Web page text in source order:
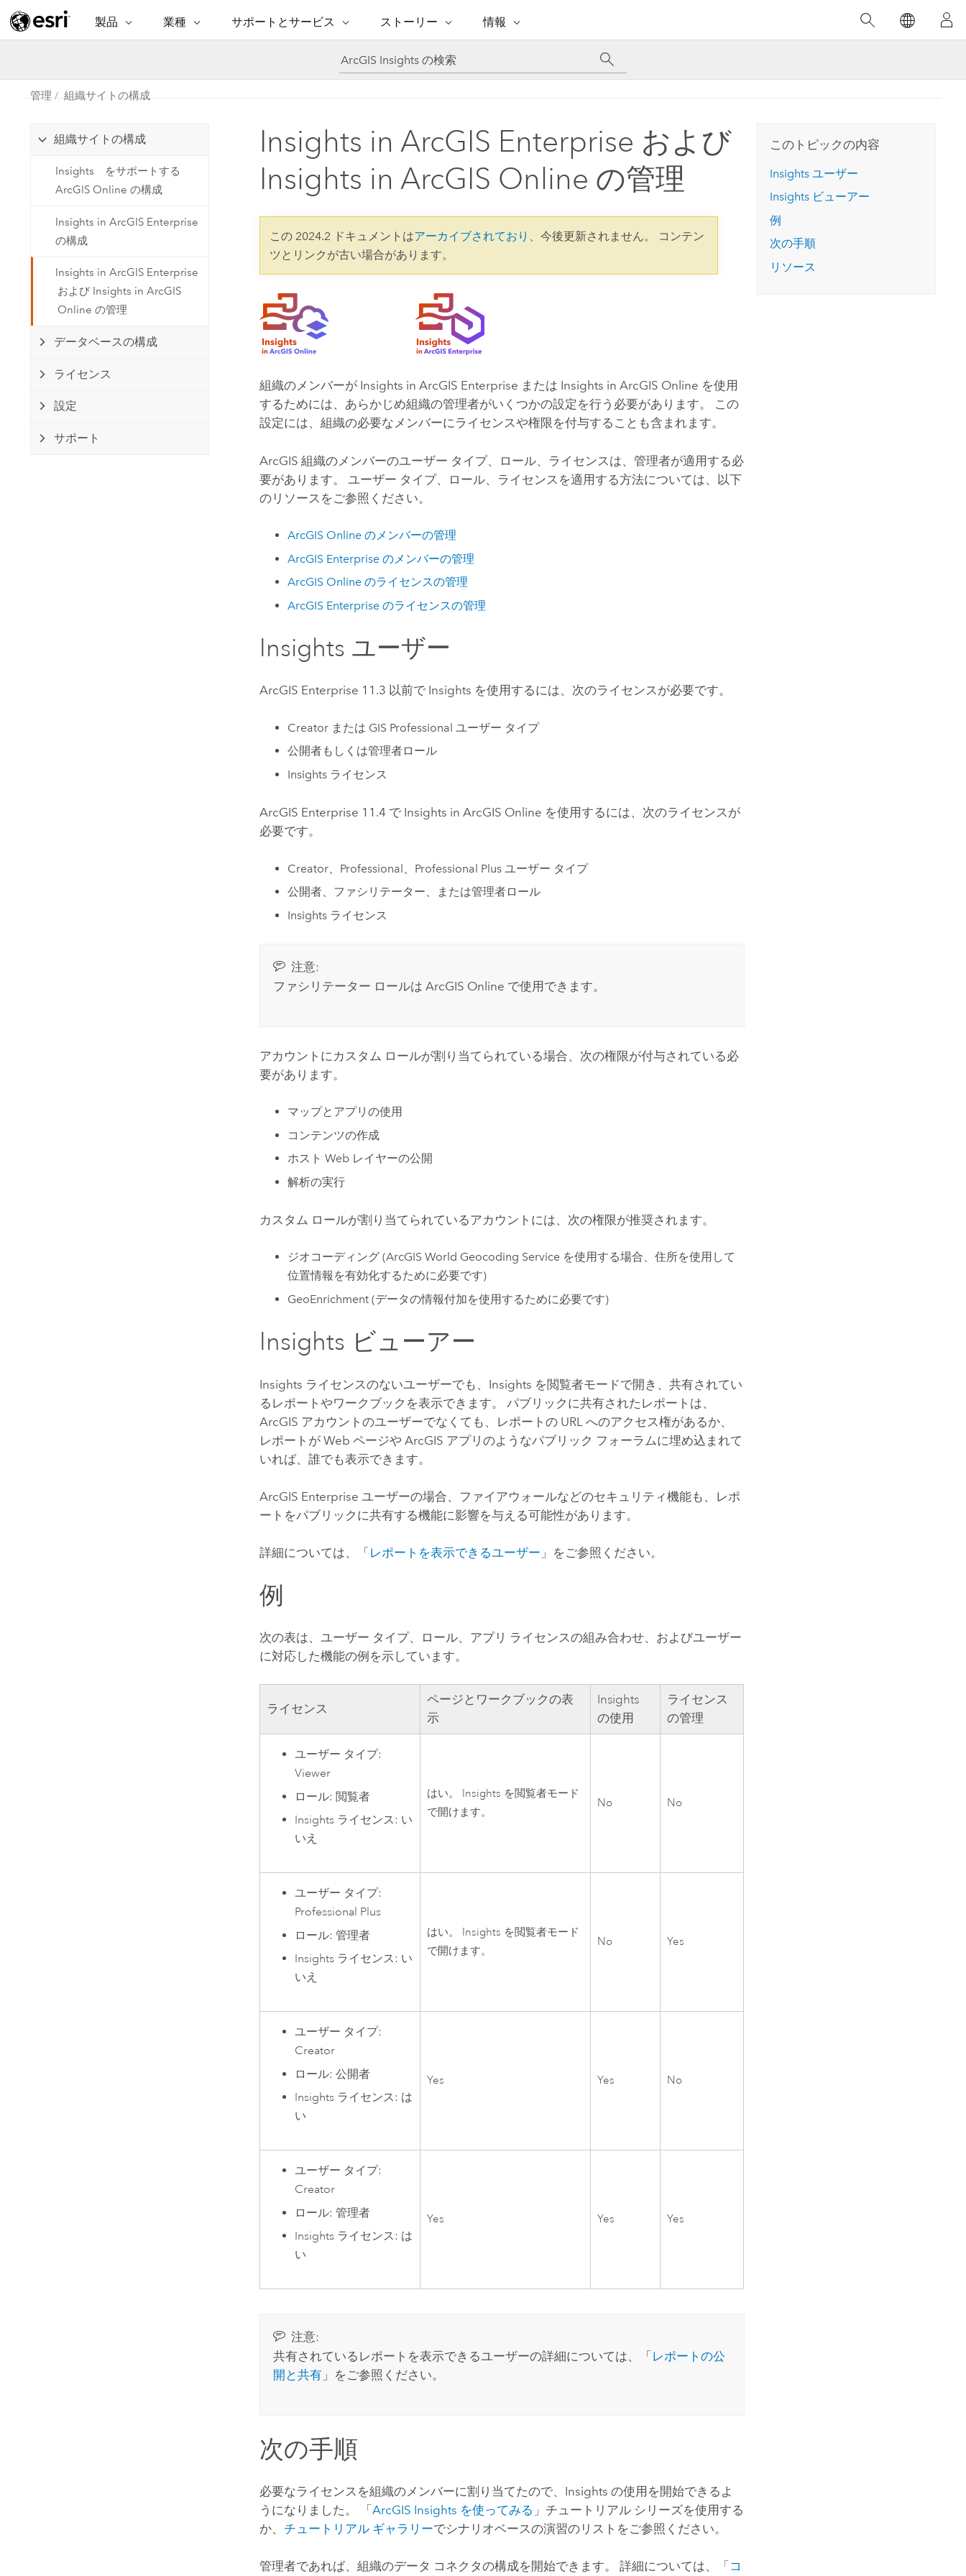
製品
ARCGIS
Esri のエンタープライズ地理空間
ArcGIS Online
フォーム
世界有数の GIS ソフトウェア
GIS とマッピングの基本的なシス
テム
マッピング &amp; 空間解析アプリ
機能
マッピング
位置情報を分析に活用
データ管理
空間データの統合、編集、共有
すべての機能
ユーザー タイプ
Esri ストア
Esri の ArcGIS 製品
購入方法
者サブスクリプション
ArcGIS Pro の概要
ArcGIS Pro は、Esri の世界をリードする
GIS デスクトップ アプリケーションであ
り、マッピング、解析、データ管理に用い
られています。 技術がどのようなものかを
業種
業種
保健福祉サービス
サイエンス
地方自治体
持続可能な開発
交通機関
注目のイニシアティブ
GIS を活用して、最新の強靱で持続可能な未
来を創ります。 計画と運用に対する地理学
的アプローチは、インフラストラクチャ プ
ロジェクトが周囲の環境とどのように関連
ちます。
インフラストラクチャ管理の探索
サポートとサービス
サポートとサービス
プロフェッショナル サービス
トレーニング
セルフサービス
優れた地理空間情報活用へ
ArcGIS ブログ
ドキュメント
My Esri
サポートに問い合わせ
空間データ サイエンス: 解析を進化さ
このインストラクター主導型のコースで
は、データのパターンや関係性を明らかに
するために使用される空間統計技術を探索
ストーリー
ESRI ストーリー
WhereNext Magazine
Esri ブログ
技術革新
ArcUser
ArcNews
業界ニュースと ArcGIS 更
新情報
地理空間に関するニュー
すべてのストーリー
マップがライフラインとなるとき
2024 年にブラジルで発生した歴史的な洪水
の際、GIS 技術を専門とする企業である
Codex は、30 日間で 17 件の緊急洪水アプ
リケーションを構築し、重要な救助活動を
情報
ESRI について
Esri について
イベント
パートナー
係者の方へ
イノベーションへの取り
ジェンス
デジタル トランスフォ
ーメーション
注目
管理 組織サイトの構成
組織サイトの構成
Insights をサポートする
ArcGIS Online の構成
Insights in ArcGIS Enterprise
の構成
Insights in ArcGIS Enterprise
および Insights in ArcGIS
Online の管理
データベースの構成
ライセンス
設定
サポート
Insights in ArcGIS Enterprise および
Insights in ArcGIS Online の管理
この 2024.2 ドキュメントはアーカイブされており
、今後更新されません。 コンテン
ツとリンクが古い場合があります。
組織のメンバーが Insights in ArcGIS Enterprise または Insights in ArcGIS Online を使用
するためには、あらかじめ組織の管理者がいくつかの設定を行う必要があります。 この
設定には、組織の必要なメンバーにライセンスや権限を付与することも含まれます。
ArcGIS 組織のメンバーのユーザー タイプ、ロール、ライセンスは、管理者が適用する必
要があります。 ユーザー タイプ、ロール、ライセンスを適用する方法については、以下
のリソースをご参照ください。
ArcGIS Onlineのメンバーの管理
ArcGIS Enterpriseのメンバーの管理
ArcGIS Onlineのライセンスの管理
ArcGIS Enterpriseのライセンスの管理
Insights ユーザー
ArcGIS Enterprise 11.3 以前で Insights を使用するには、次のライセンスが必要です。
Creatorまたは GIS Professional ユーザー タイプ
公開者もしくは管理者ロール
Insightsライセンス
ArcGIS Enterprise 11.4 で Insights in ArcGIS Online を使用するには、次のライセンスが
必要です。
Creator、 Professional Professional Plusユーザー タイプ
公開者、ファシリテーター、または管理者ロール
Insightsライセンス
注意:
ファシリテーター ロールは ArcGIS Online で使用できます。
アカウントにカスタム ロールが割り当てられている場合、次の権限が付与されている必
要があります。
マップとアプリの使用
コンテンツの作成
ホスト Web レイヤーの公開
解析の実行
カスタム ロールが割り当てられているアカウントには、次の権限が推奨されます。
ジオコーディング (ArcGIS World Geocoding Serviceを使用する場合、住所を使用して
位置情報を有効化するために必要です)
GeoEnrichment(データの情報付加を使用するために必要です)
Insights ビューアー
Insights ライセンスのないユーザーでも、 Insights を閲覧者モードで開き、共有されてい
るレポートやワークブックを表示できます。 パブリックに共有されたレポートは、
ArcGIS アカウントのユーザーでなくても、レポートの URL へのアクセス権があるか、
レポートが Web ページや ArcGIS アプリのようなパブリック フォーラムに埋め込まれて
いれば、誰でも表示できます。
ArcGIS Enterprise ユーザーの場合、ファイアウォールなどのセキュリティ機能も、レポ
ートをパブリックに共有する機能に影響を与える可能性があります。
詳細については、「 レポートを表示できるユーザー 」をご参照ください。
例
次の表は、ユーザー タイプ、ロール、アプリ ライセンスの組み合わせ、およびユーザー
に対応した機能の例を示しています。
ライセンス
ページとワークブックの表
示
Insights
の使用
ライセンス
の管理
ユーザー タイプ:
Viewer
ロール: 閲覧者
Insights ライセンス: い
いえ
はい。 Insights を閲覧者モード
で開けます。
No No
ユーザー タイプ:
Professional Plus
ロール: 管理者
Insights ライセンス: い
いえ
はい。 Insights を閲覧者モード
で開けます。
No Yes
ユーザー タイプ:
Creator
ロール: 公開者
Insights ライセンス: は
い
Yes Yes No
ユーザー タイプ:
Creator
ロール: 管理者
Insights ライセンス: は
い
Yes Yes Yes
注意:
共有されているレポートを表示できるユーザーの詳細については、「レポートの公
開と共有」をご参照ください。
次の手順
必要なライセンスを組織のメンバーに割り当てたので、 Insights の使用を開始できるよ
うになりました。 「ArcGIS Insights を使ってみる 」チュートリアル シリーズを使用する
か、 チュートリアル ギャラリーでシナリオベースの演習のリストをご参照ください。
管理者であれば、組織のデータ コネクタの構成を開始できます。 詳細については、「 コ
このトピックの内容
Insights ユーザー
Insights ビューアー
例
次の手順
リソース